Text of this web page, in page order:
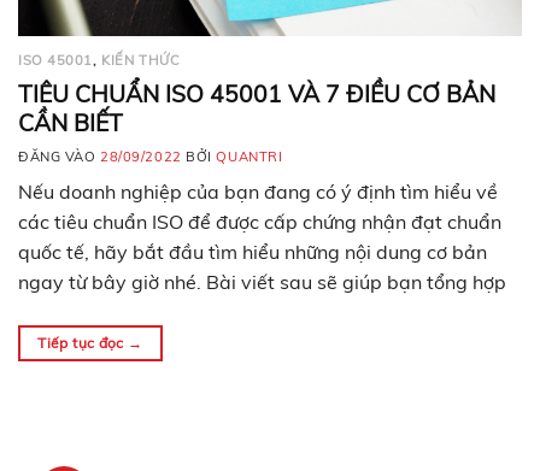
ISO 45001 , KIẾN THỨC
TIÊU CHUẨN ISO 45001 VÀ 7 ĐIỀU CƠ BẢN
CẦN BIẾT
ĐĂNG VÀO 28/09/2022 BỞIQUANTRI
Nếu doanh nghiệp của bạn đang có ý định tìm hiểu về
các tiêu chuẩn ISO để được cấp chứng nhận đạt chuẩn
quốc tế, hãy bắt đầu tìm hiểu những nội dung cơ bản
ngay từ bây giờ nhé. Bài viết sau sẽ giúp bạn tổng hợp
Tiếp tục đọc →